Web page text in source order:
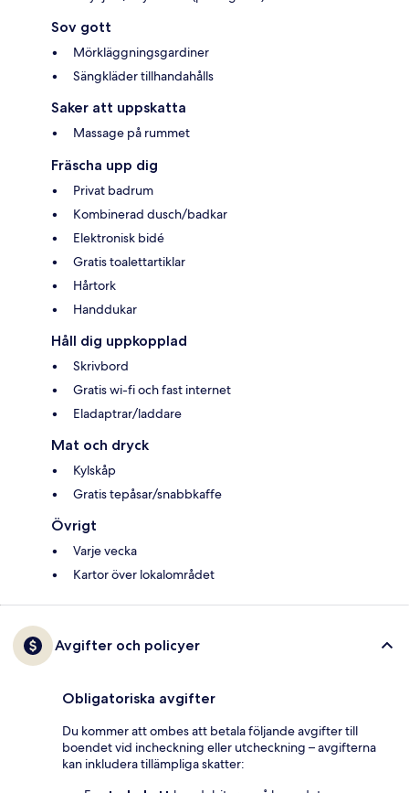
Sov gott
Mörkläggningsgardiner
Sängkläder tillhandahålls
Saker att uppskatta
Massage på rummet
Fräscha upp dig
Privat badrum
Kombinerad dusch/badkar
Elektronisk bidé
Gratis toalettartiklar
Hårtork
Handdukar
Håll dig uppkopplad
Skrivbord
Gratis wi-fi och fast internet
Eladaptrar/laddare
Mat och dryck
Kylskåp
Gratis tepåsar/snabbkaffe
Övrigt
Varje vecka
Kartor över lokalområdet
Avgifter och policyer
Obligatoriska avgifter
Du kommer att ombes att betala följande avgifter till
boendet vid incheckning eller utcheckning – avgifterna
kan inkludera tillämpliga skatter: